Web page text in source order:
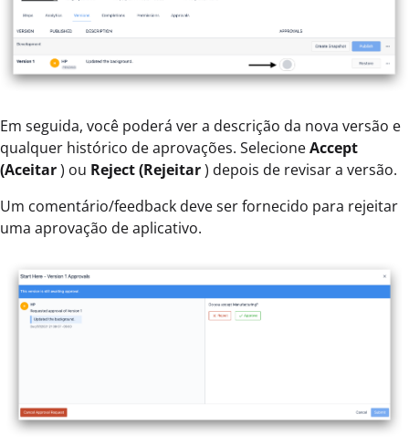
Em seguida, você poderá ver a descrição da nova versão e
qualquer histórico de aprovações. SelecioneAccept
(Aceitar) ou Reject (Rejeitar) depois de revisar a versão.
Um comentário/feedback deve ser fornecido para rejeitar
uma aprovação de aplicativo.